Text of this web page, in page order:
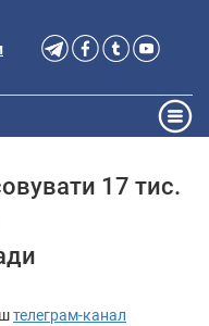
17 тис.
телеграм-канал